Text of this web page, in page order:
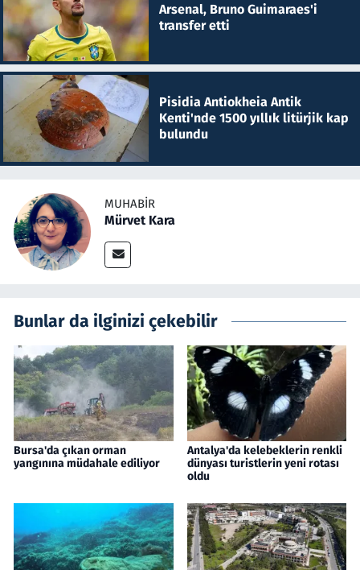
Arsenal, Bruno Guimaraes'i
transfer etti
Pisidia Antiokheia Antik
Kenti'nde 1500 yıllık litürjik kap
bulundu
MUHABIR
Mürvet Kara
Bunlar da ilginizi çekebilir
Bursa'da çıkan orman
yangınına müdahale ediliyor
Antalya'da kelebeklerin renkli
dünyası turistlerin yeni rotası
oldu